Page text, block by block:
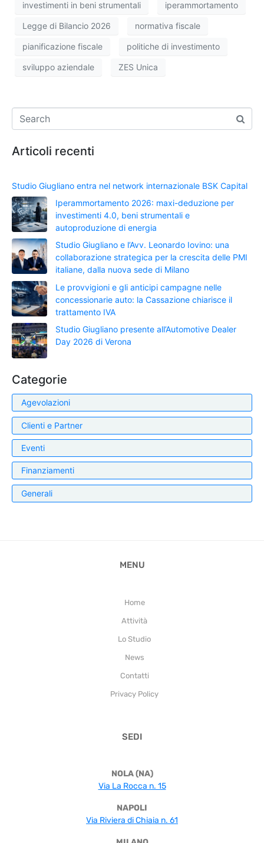
investimenti in beni strumentali iperammortamento
Legge di Bilancio 2026 normativa fiscale
pianificazione fiscale politiche di investimento
sviluppo aziendale ZES Unica
Articoli recenti
Studio Giugliano entra nel network internazionale BSK Capital
Iperammortamento 2026: maxi-deduzione per
investimenti 4.0, beni strumentali e
autoproduzione di energia
Studio Giugliano e l’Avv. Leonardo Iovino: una
collaborazione strategica per la crescita delle PMI
italiane, dalla nuova sede di Milano
Le provvigioni e gli anticipi campagne nelle
concessionarie auto: la Cassazione chiarisce il
trattamento IVA
Studio Giugliano presente all’Automotive Dealer
Day 2026 di Verona
Categorie
Agevolazioni
Clienti e Partner
Eventi
Finanziamenti
Generali
MENU
Home
Attività
Lo Studio
News
Contatti
Privacy Policy
SEDI
NOLA (NA)
Via La Rocca n. 15
NAPOLI
Via Riviera di Chiaia n. 61